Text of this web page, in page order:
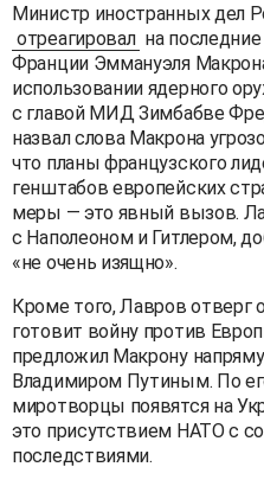
Министр иностранных дел
отреагировал на
Франции Эммануэля
использовании ядерного
с главой МИД Зимбабве
назвал слова Макрона
что планы французского
генштабов европейских
меры — это явный вызов.
с Наполеоном и Гитлером,
«не очень изящно».
Кроме того, Лавров отверг
готовит войну против
предложил Макрону
Владимиром Путиным. По
миротворцы появятся на
это присутствием НАТО с
последствиями.